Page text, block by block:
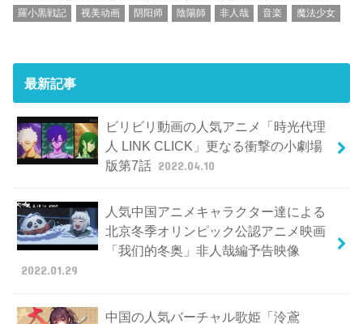
羅小黒戦記
视美动画 阴阳师 陰陽師 非人哉 音楽 魔法少女
最新記事
ビリビリ動画の人気アニメ「時光代理
人 LINK CLICK」更なる衝撃の小劇場
版第7話 2022.04.10
人気中国アニメキャラクター達による
北京冬季オリンピック公認アニメ映画
「我们的冬奥」非人哉編予告映像
2022.01.29
中国の人気バーチャル歌姫「泠鳶